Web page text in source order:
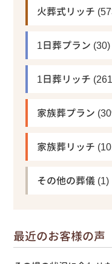
火葬式リッチ
1日葬プラン (30)
1日葬リッチ
家族葬プラン
家族葬リッチ
その他の葬儀 (1)
最近のお客様の声